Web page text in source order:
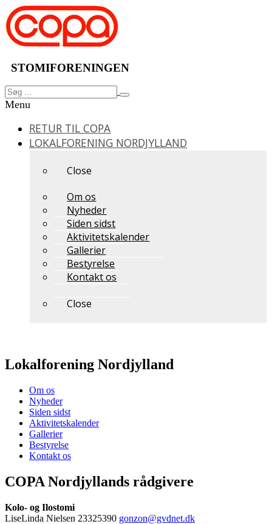
Videre
til
indhold
STOMIFORENINGEN
Søg
efter:
Søg
Menu
RETUR TIL COPA
LOKALFORENING NORDJYLLAND
Close
Om os
Nyheder
Siden sidst
Aktivitetskalender
Gallerier
Bestyrelse
Kontakt os
Close
Lokalforening Nordjylland
Om os
Nyheder
Siden sidst
Aktivitetskalender
Gallerier
Bestyrelse
Kontakt os
COPA Nordjyllands rådgivere
Kolo- og Ilostomi
LiseLinda Nielsen 23325390 gonzon@gvdnet.dk